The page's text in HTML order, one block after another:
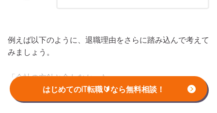
はじめてのIT転職🔰なら無料相談！
例えば以下のように、退職理由をさらに踏み込んで考えて
みましょう。
「会社の方針と合わなかった」
→そもそも自分が会社と合うとと思ったポイントは何だっ
たのか